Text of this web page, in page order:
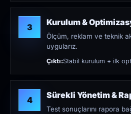
3 Kurulum &
Ölçüm, reklam ve teknik
uygularız.
Çıktı:Stabil kurulum + ilk
4 Sürekli Yönetim &
Test sonuçlarını rapora